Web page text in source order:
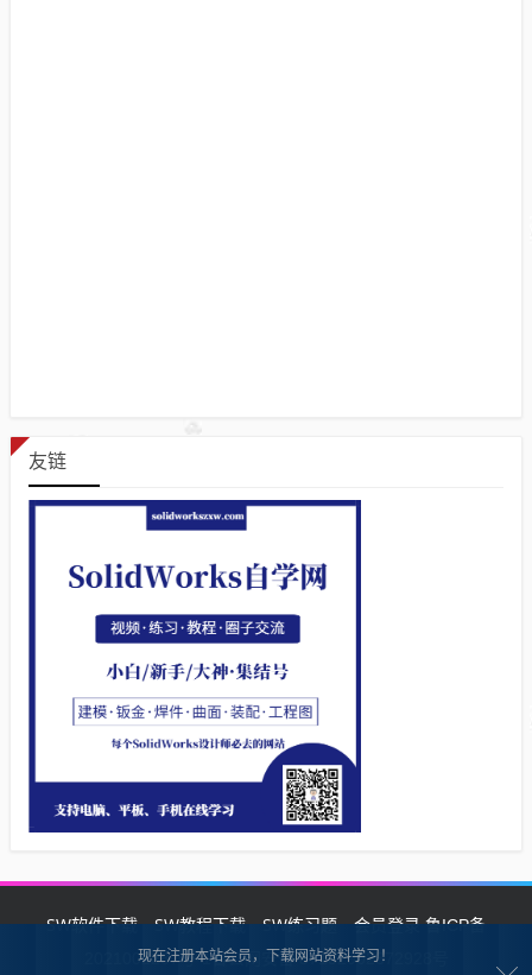
友链
SW软件下载 SW教程下载 SW练习题 会员登录鲁ICP备
2021002287号-1鲁公网安备 37132902372928号
现在注册本站会员，下载网站资料学习！